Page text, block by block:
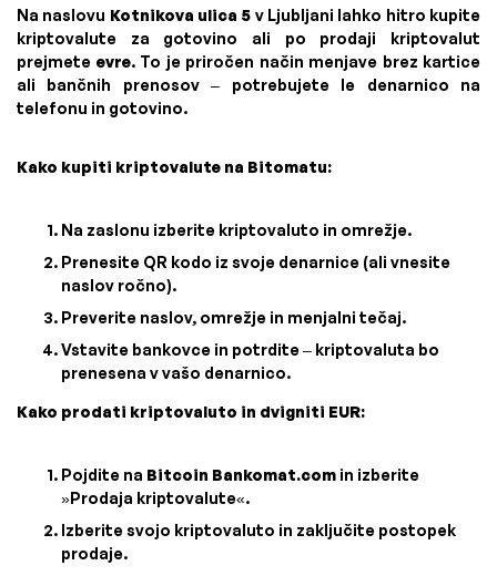
Na naslovu Kotnikova ulica 5 v Ljubljani lahko hitro kupite
kriptovalute za gotovino ali po prodaji kriptovalut
prejmete evre. To je priročen način menjave brez kartice
ali bančnih prenosov – potrebujete le denarnico na
telefonu in gotovino.
Kako kupiti kriptovalute na Bitomatu:
Na zaslonu izberite kriptovaluto in omrežje.
Prenesite QR kodo iz svoje denarnice (ali vnesite
naslov ročno).
Preverite naslov, omrežje in menjalni tečaj.
Vstavite bankovce in potrdite – kriptovaluta bo
prenesena v vašo denarnico.
Kako prodati kriptovaluto in dvigniti EUR:
Pojdite na Bitcoin Bankomat.com in izberite
»Prodaja kriptovalute«.
Izberite svojo kriptovaluto in zaključite postopek
prodaje.